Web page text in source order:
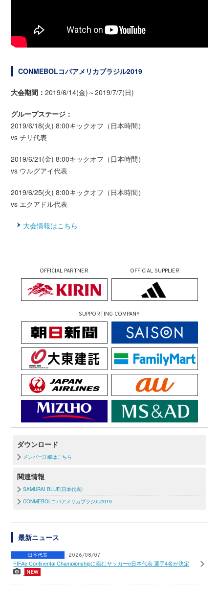
CONMEBOLコパアメリカブラジル2019
大会期間：2019/6/14(金)～2019/7/7(日)
グループステージ：
2019/6/18(火) 8:00キックオフ（日本時間）
vs チリ代表
2019/6/21(金) 8:00キックオフ（日本時間）
vs ウルグアイ代表
2019/6/25(火) 8:00キックオフ（日本時間）
vs エクアドル代表
大会情報はこちら
OFFICIAL PARTNER OFFICIAL SUPPLIER
SUPPORTING COMPANY
ダウンロード
メンバー詳細はこちら
関連情報
SAMURAI BLUE(日本代表)
CONMEBOLコパアメリカブラジル2019
最新ニュース
日本代表 2026/08/07
FIFAe Continental Championshipに臨むサッカーe日本代表 選手4名が決定